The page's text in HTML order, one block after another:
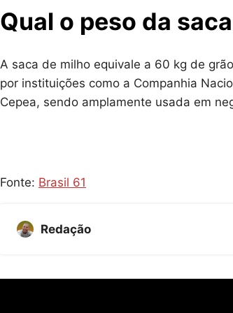
Qual o peso da
A saca de milho equivale a 60 kg de
por instituições como a Companhia
Cepea, sendo amplamente usada em
Fonte: Brasil 61
Redação